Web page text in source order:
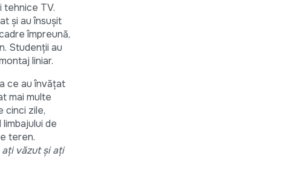
tehnice TV.
și au însușit
împreună,
Studenții au
liniar.
ce au învățat
mai multe
cinci zile,
de
teren.
văzut și ați